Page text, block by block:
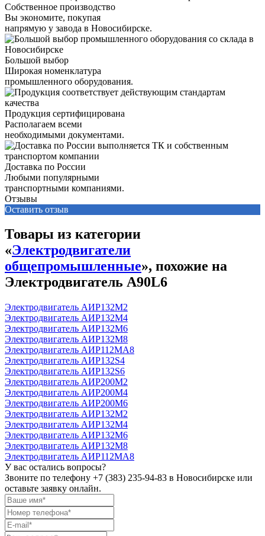
Собственное производство
Вы экономите, покупая
напрямую у завода в Новосибирске.
Большой выбор
Широкая номенклатура
промышленного оборудования.
Продукция сертифицирована
Располагаем всеми
необходимыми документами.
Доставка по России
Любыми популярными
транспортными компаниями.
Отзывы
Оставить отзыв
Товары из категории
«Электродвигатели
общепромышленные», похожие на
Электродвигатель А90L6
Электродвигатель АИР132М2
Электродвигатель АИР132М4
Электродвигатель АИР132М6
Электродвигатель АИР132М8
Электродвигатель АИР112МА8
Электродвигатель АИР132S4
Электродвигатель АИР132S6
Электродвигатель АИР200М2
Электродвигатель АИР200М4
Электродвигатель АИР200М6
Электродвигатель АИР132М2
Электродвигатель АИР132М4
Электродвигатель АИР132М6
Электродвигатель АИР132М8
Электродвигатель АИР112МА8
У вас остались вопросы?
Звоните по телефону +7 (383) 235-94-83 в Новосибирске или
оставьте заявку онлайн.